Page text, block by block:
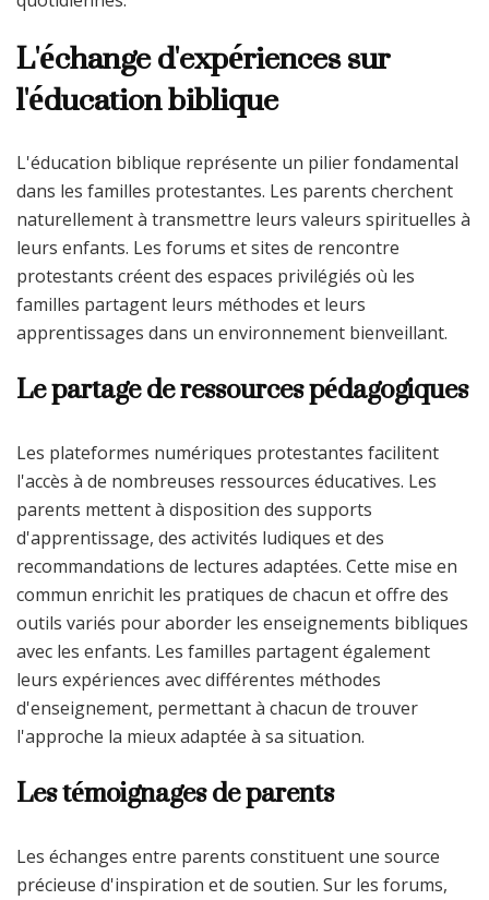
L'échange d'expériences sur
l'éducation biblique
L'éducation biblique représente un pilier fondamental
dans les familles protestantes. Les parents cherchent
naturellement à transmettre leurs valeurs spirituelles à
leurs enfants. Les forums et sites de rencontre
protestants créent des espaces privilégiés où les
familles partagent leurs méthodes et leurs
apprentissages dans un environnement bienveillant.
Le partage de ressources pédagogiques
Les plateformes numériques protestantes facilitent
l'accès à de nombreuses ressources éducatives. Les
parents mettent à disposition des supports
d'apprentissage, des activités ludiques et des
recommandations de lectures adaptées. Cette mise en
commun enrichit les pratiques de chacun et offre des
outils variés pour aborder les enseignements bibliques
avec les enfants. Les familles partagent également
leurs expériences avec différentes méthodes
d'enseignement, permettant à chacun de trouver
l'approche la mieux adaptée à sa situation.
Les témoignages de parents
Les échanges entre parents constituent une source
précieuse d'inspiration et de soutien. Sur les forums,